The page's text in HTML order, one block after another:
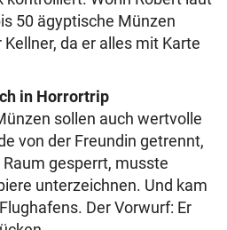
50 ägyptische Münzen
da er alles mit Karte
in Horrortrip
sollen auch wertvolle
von der Freundin getrennt,
gesperrt, musste
unterzeichnen. Und kam
Der Vorwurf: Er